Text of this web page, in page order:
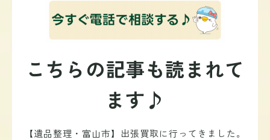
こちらの記事も読まれて
ます♪
【遺品整理・富山市】出張買取に行ってきました。